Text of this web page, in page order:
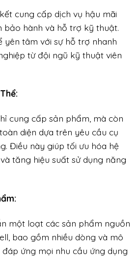
cung cấp dịch vụ hậu mãi
bảo hành và hỗ trợ kỹ thuật.
yên tâm với sự hỗ trợ nhanh
từ đội ngũ kỹ thuật viên
cung cấp sản phẩm, mà còn
diện dựa trên yêu cầu cụ
Điều này giúp tối ưu hóa hệ
tăng hiệu suất sử dụng năng
một loạt các sản phẩm nguồn
bao gồm nhiều dòng và mô
đáp ứng mọi nhu cầu ứng dụng